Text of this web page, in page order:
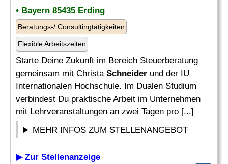
• Bayern 85435 Erding
Beratungs-/ Consultingtätigkeiten
Flexible Arbeitszeiten
Starte Deine Zukunft im Bereich Steuerberatung
gemeinsam mit Christa Schneider und der IU
Internationalen Hochschule. Im Dualen Studium
verbindest Du praktische Arbeit im Unternehmen
mit Lehrveranstaltungen an zwei Tagen pro [...]
MEHR INFOS ZUM STELLENANGEBOT
▶ Zur Stellenanzeige